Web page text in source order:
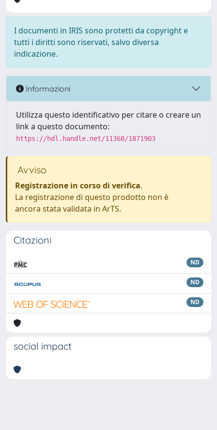
I documenti in IRIS sono protetti da copyright e
tutti i diritti sono riservati, salvo diversa
indicazione.
Informazioni
Utilizza questo identificativo per citare o creare un
link a questo documento:
https://hdl.handle.net/11368/1871903
Avviso
Registrazione in corso di verifica.
La registrazione di questo prodotto non è
ancora stata validata in ArTS.
Citazioni
ND
ND
ND
social impact